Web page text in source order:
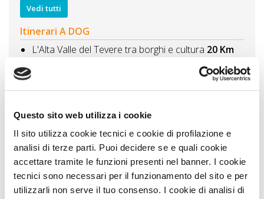
Questo sito web utilizza i cookie
Il sito utilizza cookie tecnici e cookie di profilazione e
analisi di terze parti. Puoi decidere se e quali cookie
accettare tramite le funzioni presenti nel banner. I cookie
tecnici sono necessari per il funzionamento del sito e per
utilizzarli non serve il tuo consenso. I cookie di analisi di
Vedi tutti
Itinerari A DOG
L'Alta Valle del Tevere tra borghi e cultura 20 Km
Itinerario enogastronomico con il cane la
vacanza con il cane tra natura e spiritualità
Assisi i luoghi francescani31 Km
Grotte e aree naturali nelle Marche Frasassi e il
Furlo con il cane 34 Km
Vedi tutti